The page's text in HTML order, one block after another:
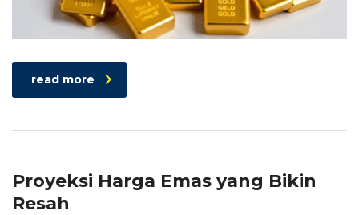
read more
Proyeksi Harga Emas yang Bikin
Resah